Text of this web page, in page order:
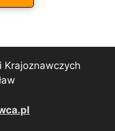
Krajoznawczych